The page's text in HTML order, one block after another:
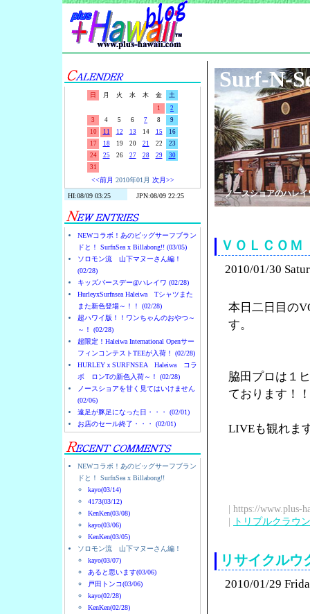
日 月 火 水 木 金
土
1
2
3
4 5 6 7 8
9
10
11 12 13 14 15
16
17
18 19 20 21 22
23
24
25 26 27 28 29
30
31
<<前月 2010年01月 次月>>
NEWコラボ！あのビッグサーフブラン
ドと！ SurfnSea x Billabong!! (03/05)
ソロモン流 山下マヌーさん編！
(02/28)
キッズバースデー@ハレイワ (02/28)
HurleyxSurfnsea Haleiwa Tシャツまた
また新色登場～！！ (02/28)
超ハワイ版！！ワンちゃんのおやつ～
～！ (02/28)
超限定！Haleiwa International Openサー
フィンコンテストTEEが入荷！ (02/28)
HURLEYｘSURFNSEA Haleiwa コラ
ボ ロンTの新色入荷～！ (02/28)
ノースショアを甘く見てはいけません
(02/06)
遠足が豚足になった日・・・ (02/01)
お店のセール終了・・・ (02/01)
NEWコラボ！あのビッグサーフブラン
ドと！ SurfnSea x Billabong!!
kayo(03/14)
4173(03/12)
KenKen(03/08)
kayo(03/06)
KenKen(03/05)
ソロモン流 山下マヌーさん編！
kayo(03/07)
あると思います(03/06)
戸田トンコ(03/06)
kayo(02/28)
KenKen(02/28)
Surf-N-
ノースショアのハレ
ＶＯＬＣＯ
2010/01/30
本日二日目の
す。
脇田プロは１
ております！！
LIVEも観れま
| https://www.plus-
|
トリプルクラウ
リサイクル
2010/01/29